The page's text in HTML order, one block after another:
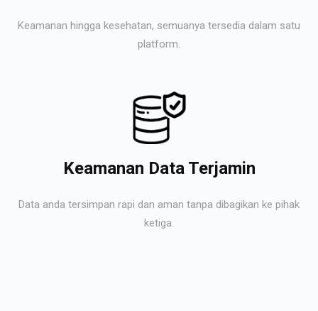
Keamanan hingga kesehatan, semuanya tersedia dalam satu
platform.
Keamanan Data Terjamin
Data anda tersimpan rapi dan aman tanpa dibagikan ke pihak
ketiga.